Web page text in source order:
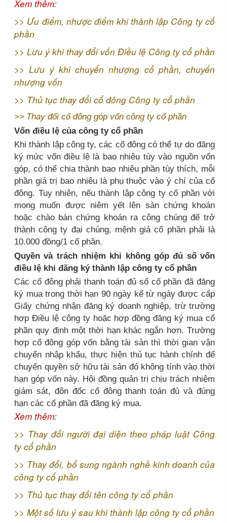
Xem thêm:
>> Ưu điểm, nhược điểm khi thành lập Công ty cổ
phần
>> Lưu ý khi thay đổi vốn Điều lệ Công ty cổ phần
>> Lưu ý khi chuyển nhượng cổ phần, chuyển
nhượng vốn
>> Thủ tục thay đổi cổ đông Công ty cổ phần
>> Thay đổi cổ đông góp vốn công ty cổ phần
Vốn điều lệ của công ty cổ phần
Khi thành lập công ty, các cổ đông có thể tự do đăng
ký mức vốn điều lệ là bao nhiêu tùy vào nguồn vốn
góp, có thể chia thành bao nhiêu phần tùy thích, mỗi
phần giá trị bao nhiêu là phụ thuộc vào ý chí của cổ
đông. Tuy nhiên, nếu thành lập công ty cổ phần với
mong muốn được niêm yết lên sàn chứng khoán
hoặc chào bán chứng khoán ra công chúng để trở
thành công ty đại chúng, mệnh giá cổ phần phải là
10.000 đồng/1 cổ phần.
Quyền và trách nhiệm khi không góp đủ số vốn
điều lệ khi đăng ký thành lập công ty cổ phần
Các cổ đông phải thanh toán đủ số cổ phần đã đăng
ký mua trong thời hạn 90 ngày kể từ ngày được cấp
Giấy chứng nhận đăng ký doanh nghiệp, trừ trường
hợp Điều lệ công ty hoặc hợp đồng đăng ký mua cổ
phần quy định một thời hạn khác ngắn hơn. Trường
hợp cổ đông góp vốn bằng tài sản thì thời gian vận
chuyển nhập khẩu, thực hiện thủ tục hành chính để
chuyển quyền sở hữu tài sản đó không tính vào thời
hạn góp vốn này. Hội đồng quản trị chịu trách nhiệm
giám sát, đôn đốc cổ đông thanh toán đủ và đúng
hạn các cổ phần đã đăng ký mua.
Xem thêm:
>> Thay đổi người đại diện theo pháp luật Công
ty cổ phần
>> Thay đổi, bổ sung ngành nghề kinh doanh của
công ty cổ phần
>> Thủ tục thay đổi tên công ty cổ phần
>> Một số lưu ý sau khi thành lập công ty cổ phần